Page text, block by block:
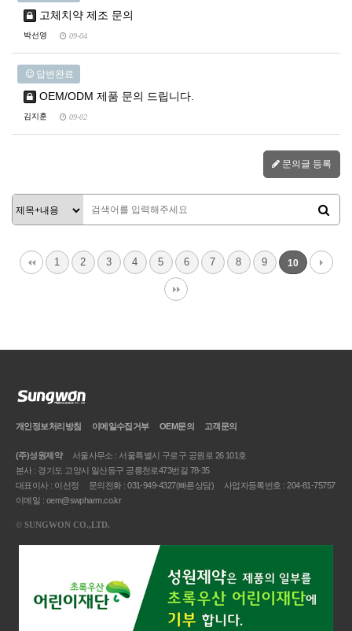
고체치약 제조 문의
박선영 09-04
답변완료
OEM/ODM 제품 문의 드립니다.
김지훈 09-02
문의글 등록
1 2 3 4 5 6 7 8 9 10
개인정보처리방침 이메일수집거부 OEM문의 고객문의
(주)성원제약
서울사무소 : 서울특별시 구로구 공원로 26 101호
본사 : 경기도 고양시 일산동구 공릉천로473번길 78-35
대표이사 : 이선정
문의전화 : 031-949-4327(빠른상담)
사업자등록번호 : 204-81-75757
이메일 : oem@swpharm.co.kr
© SUNGWON CO.,LTD.